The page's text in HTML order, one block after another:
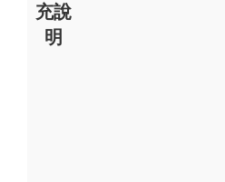
充說
明